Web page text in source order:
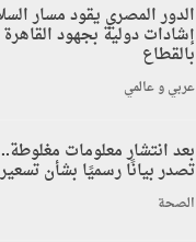
الدور المصري يقود مسار
إشادات دولية بجهود
بالقطاع
عربي و عالمي
بعد انتشار معلومات
تصدر بيانًا رسميًا بشأن تسعير
الصحة